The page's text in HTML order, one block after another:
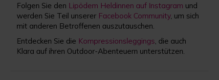
Folgen Sie den Lipödem Heldinnen auf Instagram und
werden Sie Teil unserer Facebook Community, um sich
mit anderen Betroffenen auszutauschen.
Entdecken Sie die Kompressionsleggings , die auch
Klara auf ihren Outdoor-Abenteuern unterstützen.